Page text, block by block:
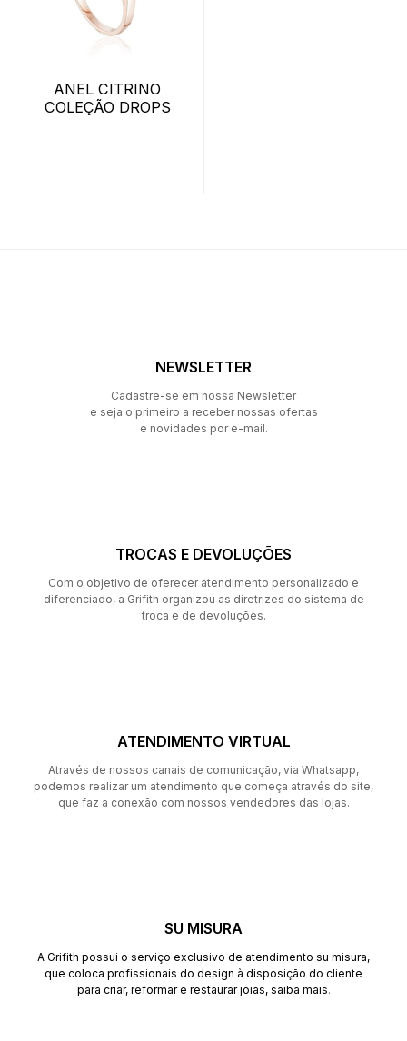
ANEL CITRINO
COLEÇÃO DROPS
NEWSLETTER
Cadastre-se em nossa Newsletter
e seja o primeiro a receber nossas ofertas
e novidades por e-mail.
TROCAS E DEVOLUÇÕES
Com o objetivo de oferecer atendimento personalizado e
diferenciado, a Grifith organizou as diretrizes do sistema de
troca e de devoluções.
ATENDIMENTO VIRTUAL
Através de nossos canais de comunicação, via Whatsapp,
podemos realizar um atendimento que começa através do site,
que faz a conexão com nossos vendedores das lojas.
SU MISURA
A Grifith possui o serviço exclusivo de atendimento su misura,
que coloca profissionais do design à disposição do cliente
para criar, reformar e restaurar joias, saiba mais.